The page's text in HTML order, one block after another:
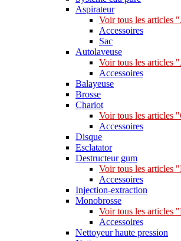
Aspirateur
Voir tous les articles
Accessoires
Sac
Autolaveuse
Voir tous les articles
Accessoires
Balayeuse
Brosse
Chariot
Voir tous les articles
Accessoires
Disque
Esclatator
Destructeur gum
Voir tous les articles
Accessoires
Injection-extraction
Monobrosse
Voir tous les articles
Accessoires
Nettoyeur haute pression